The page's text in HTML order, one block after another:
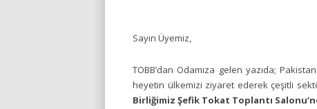
Sayın Üyemiz,
TOBB’dan Odamıza gelen yazıda;
heyetin ülkemizi ziyaret ederek çeşitli
Birliğimiz Şefik Tokat Toplantı